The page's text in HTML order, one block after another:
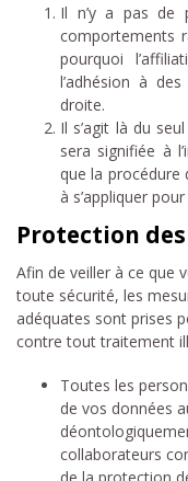
Il n’y a pas de
comportements
pourquoi
l’adhésion à
droite.
Il s’agit là du
sera signifiée à
que la procédure
à s’appliquer
Protection
Afin de veiller à ce que
toute sécurité, les
adéquates sont prises
contre tout traitement
Toutes les
de vos données
collaborateurs